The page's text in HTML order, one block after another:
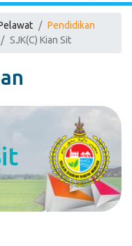
Pendidikan
SJK(C) Kian Sit